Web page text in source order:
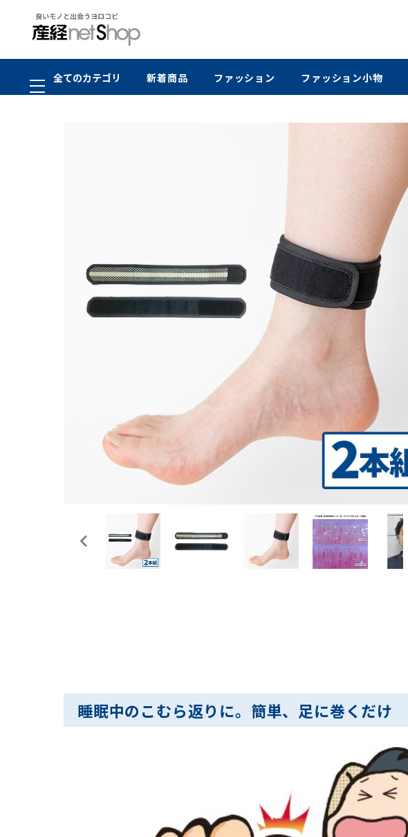
全てのカテゴリ 新着商品 ファッション ファッション小物
睡眠中のこむら返りに。簡単、足に巻くだけ